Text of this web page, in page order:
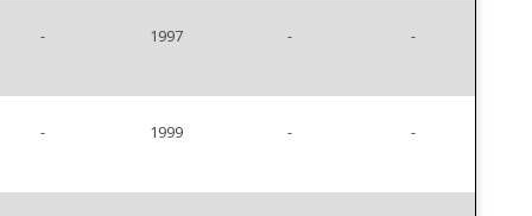
- 1997 - -
- 1999 - -